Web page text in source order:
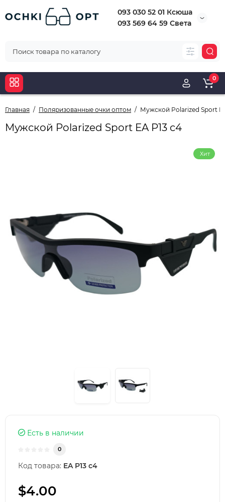
093 030 52 01 Ксюша
093 569 64 59 Света
0
Главная Поляризованные очки оптом Мужской Polarized Sport
Мужской Polarized Sport EA P13 c4
Хит
Есть в наличии
0
Код товара: EA P13 c4
$4.00